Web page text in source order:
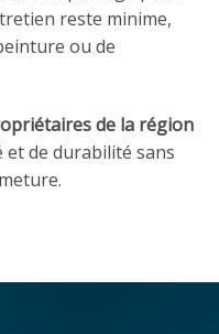
reste minime,
ou de
de la région
de durabilité sans